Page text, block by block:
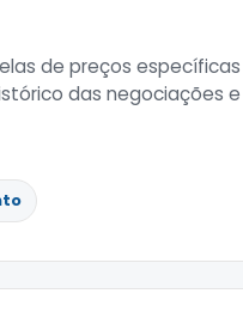
de preços
das negociações e